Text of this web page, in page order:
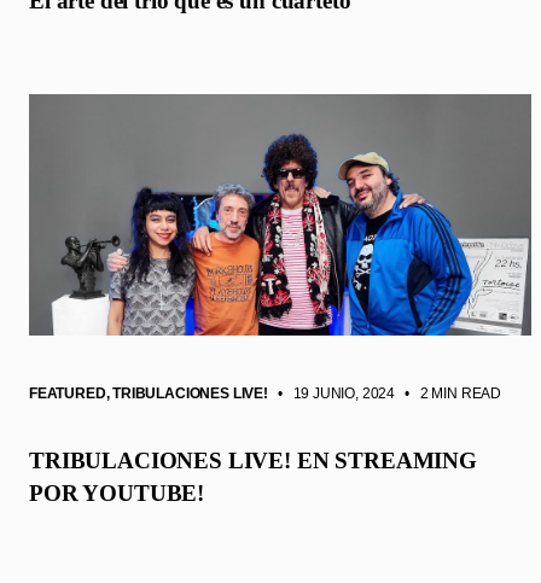
FEATURED,TRIBULACIONES LIVE! • 19 JUNIO, 2024 • 2 MIN READ
TRIBULACIONES LIVE! EN STREAMING
POR YOUTUBE!